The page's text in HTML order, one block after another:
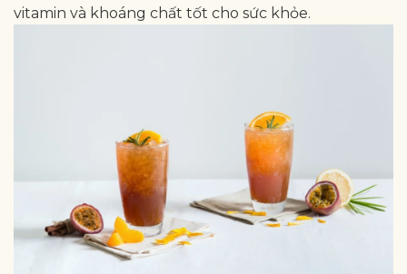
vitamin và khoáng chất tốt cho sức khỏe.